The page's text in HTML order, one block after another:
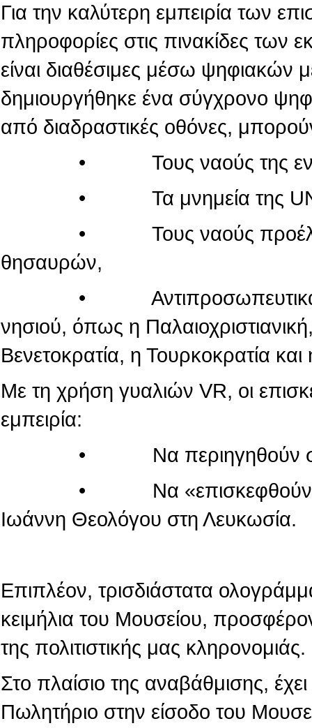
Για την καλύτερη εμπειρία των
πληροφορίες στις πινακίδες των
είναι διαθέσιμες μέσω
δημιουργήθηκε ένα σύγχρονο
από διαδραστικές οθόνες,
• Τους ναούς της εντός
• Τα μνημεία της
• Τους ναούς
θησαυρών,
• Αντιπροσωπευτικά
νησιού, όπως η
Βενετοκρατία, η Τουρκοκρατία
Με τη χρήση γυαλιών VR, οι
εμπειρία:
• Να περιηγηθούν στον
• Να «επισκεφθούν» τον
Ιωάννη Θεολόγου στη Λευκωσία.
Επιπλέον, τρισδιάστατα
κειμήλια του Μουσείου,
της πολιτιστικής μας κληρονομιάς.
Στο πλαίσιο της αναβάθμισης,
Πωλητήριο στην είσοδο του